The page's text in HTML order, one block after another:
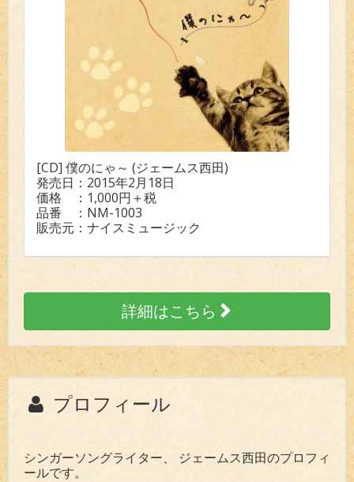
[CD] 僕のにゃ～ (ジェームス西田)
発売日：2015年2月18日
価格 ：1,000円＋税
品番 ：NM-1003
販売元：ナイスミュージック
詳細はこちら
プロフィール
シンガーソングライター、 ジェームス西田のプロフィ
ールです。